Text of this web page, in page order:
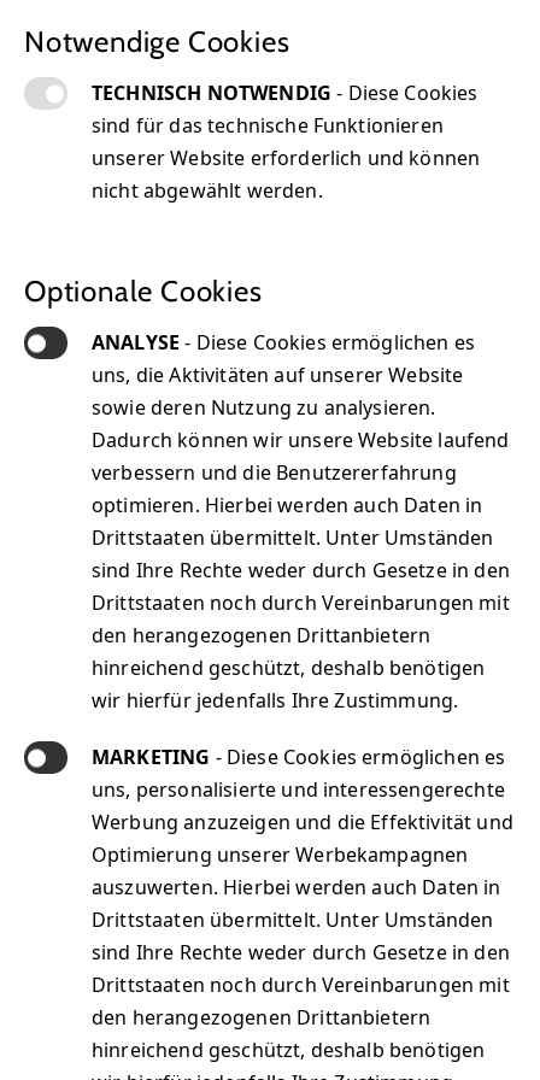
Unsere Technologiepartner
Über uns
Jobs@Sphinx
Kontakt
Unser Leistungsspektrum
Das Sphinx Lösungsportfolio
Sphinx News
Impressum
AGB
Barrierefreiheit
Sphinx IT Consulting GmbH
Sphinx Managed Services GmbH
Notwendige Cookies
TECHNISCH NOTWENDIG- Diese Cookies
sind für das technische Funktionieren
unserer Website erforderlich und können
nicht abgewählt werden.
Optionale Cookies
ANALYSE- Diese Cookies ermöglichen es
uns, die Aktivitäten auf unserer Website
sowie deren Nutzung zu analysieren.
Dadurch können wir unsere Website laufend
verbessern und die Benutzererfahrung
optimieren. Hierbei werden auch Daten in
Drittstaaten übermittelt. Unter Umständen
sind Ihre Rechte weder durch Gesetze in den
Drittstaaten noch durch Vereinbarungen mit
den herangezogenen Drittanbietern
hinreichend geschützt, deshalb benötigen
wir hierfür jedenfalls Ihre Zustimmung.
MARKETING - Diese Cookies ermöglichen es
uns, personalisierte und interessengerechte
Werbung anzuzeigen und die Effektivität und
Optimierung unserer Werbekampagnen
auszuwerten. Hierbei werden auch Daten in
Drittstaaten übermittelt. Unter Umständen
sind Ihre Rechte weder durch Gesetze in den
Drittstaaten noch durch Vereinbarungen mit
den herangezogenen Drittanbietern
hinreichend geschützt, deshalb benötigen